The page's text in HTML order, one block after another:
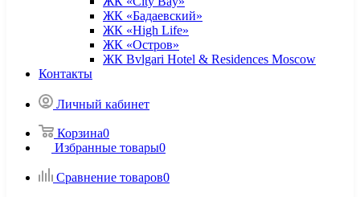
ЖК «Бадаевский»
ЖК «High Life»
ЖК «Остров»
ЖК Bvlgari Hotel & Residences Moscow
Контакты
Личный кабинет
Корзина0
Избранные товары0
Сравнение товаров0